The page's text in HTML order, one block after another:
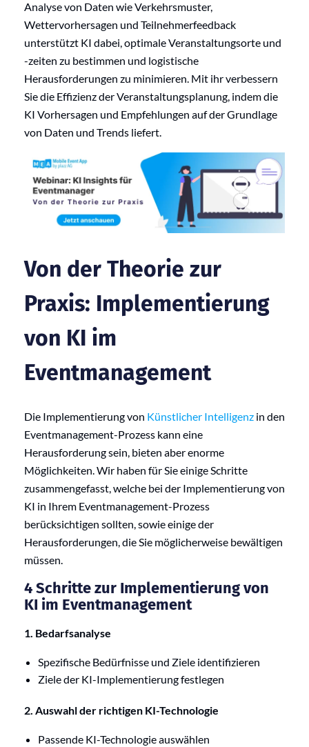
Analyse von Daten wie Verkehrsmuster,
Wettervorhersagen und Teilnehmerfeedback
unterstützt KI dabei, optimale Veranstaltungsorte und
-zeiten zu bestimmen und logistische
Herausforderungen zu minimieren. Mit ihr verbessern
Sie die Effizienz der Veranstaltungsplanung, indem die
KI Vorhersagen und Empfehlungen auf der Grundlage
von Daten und Trends liefert.
Von der Theorie zur
Praxis: Implementierung
von KI im
Eventmanagement
Die Implementierung von Künstlicher Intelligenz in den
Eventmanagement-Prozess kann eine
Herausforderung sein, bieten aber enorme
Möglichkeiten. Wir haben für Sie einige Schritte
zusammengefasst, welche bei der Implementierung von
KI in Ihrem Eventmanagement-Prozess
berücksichtigen sollten, sowie einige der
Herausforderungen, die Sie möglicherweise bewältigen
müssen.
4 Schritte zur Implementierung von
KI im Eventmanagement
1. Bedarfsanalyse
Spezifische Bedürfnisse und Ziele identifizieren
Ziele der KI-Implementierung festlegen
2. Auswahl der richtigen KI-Technologie
Passende KI-Technologie auswählen